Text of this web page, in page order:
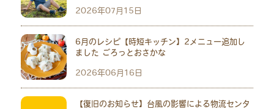
2026年07月15日
6月のレシピ【時短キッチン】2メニュー追加し
ました ごろっとおさかな
2026年06月16日
【復旧のお知らせ】台風の影響による物流センタ